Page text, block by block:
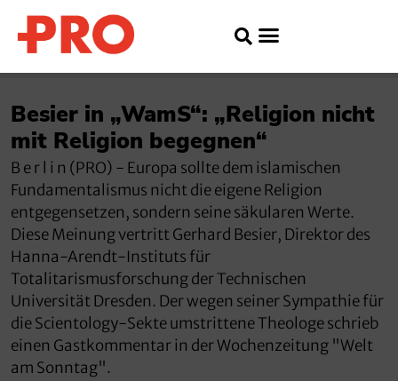
Besier in „WamS“: „Religion nicht
mit Religion begegnen“
B e r l i n (PRO) - Europa sollte dem islamischen
Fundamentalismus nicht die eigene Religion
entgegensetzen, sondern seine säkularen Werte.
Diese Meinung vertritt Gerhard Besier, Direktor des
Hanna-Arendt-Instituts für
Totalitarismusforschung der Technischen
Universität Dresden. Der wegen seiner Sympathie für
die Scientology-Sekte umstrittene Theologe schrieb
einen Gastkommentar in der Wochenzeitung "Welt
am Sonntag".